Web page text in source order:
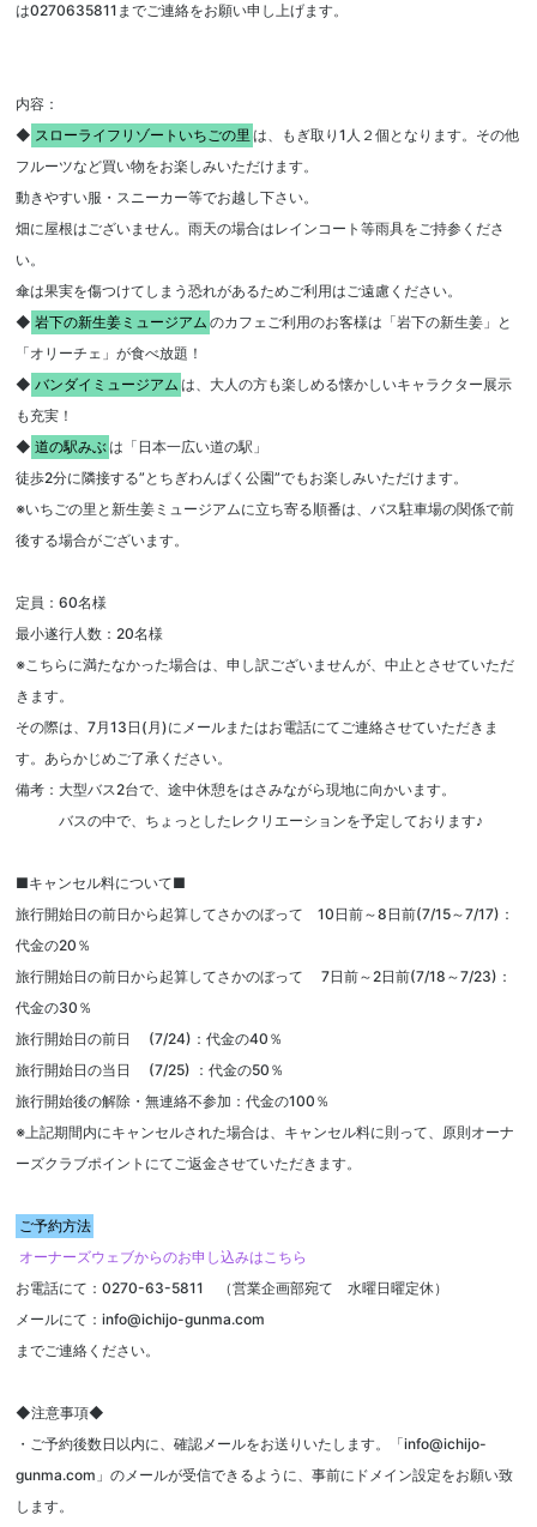
は0270635811までご連絡をお願い申し上げます。
内容：
◆ スローライフリゾートいちごの里 は、もぎ取り1人２個となります。その他
フルーツなど買い物をお楽しみいただけます。
動きやすい服・スニーカー等でお越し下さい。
畑に屋根はございません。雨天の場合はレインコート等雨具をご持参くださ
い。
傘は果実を傷つけてしまう恐れがあるためご利用はご遠慮ください。
◆ 岩下の新生姜ミュージアム のカフェご利用のお客様は「岩下の新生姜」と
「オリーチェ」が食べ放題！
◆ バンダイミュージアム は、大人の方も楽しめる懐かしいキャラクター展示
も充実！
◆ 道の駅みぶは「日本一広い道の駅」
徒歩2分に隣接する”とちぎわんぱく公園”でもお楽しみいただけます。
※いちごの里と新生姜ミュージアムに立ち寄る順番は、バス駐車場の関係で前
後する場合がございます。
定員：60名様
最小遂行人数：20名様
※こちらに満たなかった場合は、申し訳ございませんが、中止とさせていただ
きます。
その際は、7月13日(月)にメールまたはお電話にてご連絡させていただきま
す。あらかじめご了承ください。
備考：大型バス2台で、途中休憩をはさみながら現地に向かいます。
バスの中で、ちょっとしたレクリエーションを予定しております♪
■キャンセル料について■
旅行開始日の前日から起算してさかのぼって 10日前～8日前(7/15～7/17)：
代金の20％
旅行開始日の前日から起算してさかのぼって 7日前～2日前(7/18～7/23)：
代金の30％
旅行開始日の前日 (7/24)：代金の40％
旅行開始日の当日 (7/25) ：代金の50％
旅行開始後の解除・無連絡不参加：代金の100％
※上記期間内にキャンセルされた場合は、キャンセル料に則って、原則オーナ
ーズクラブポイントにてご返金させていただきます。
ご予約方法
オーナーズウェブからのお申し込みはこちら
お電話にて：0270-63-5811 （営業企画部宛て 水曜日曜定休）
メールにて：info@ichijo-gunma.com
までご連絡ください。
◆注意事項◆
・ご予約後数日以内に、確認メールをお送りいたします。「info@ichijo-
gunma.com」のメールが受信できるように、事前にドメイン設定をお願い致
します。